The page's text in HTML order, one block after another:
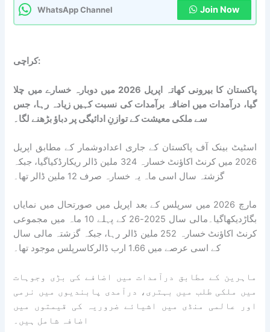
WhatsApp Channel Join Now
کراچی:
پاکستان کا بیرونی کھاتہ اپریل 2026 میں دوبارہ خسارے میں چلا
گیا، درآمدات میں اضافہ برآمدات کی نسبت کہیں زیادہ رہا، جس
سے ملکی معیشت کے توازنِ ادائیگی پر دباؤ بڑھنے لگا۔
اسٹیٹ بینک آف پاکستان کے جاری اعدادوشمار کے مطابق اپریل
2026 میں کرنٹ اکاؤنٹ خسارہ 324 ملین ڈالر ریکارڈکیاگیا، جبکہ
گزشتہ سال اسی ماہ یہ خسارہ صرف 12 ملین ڈالر تھا۔
مارچ 2026 میں سرپلس کے بعد اپریل میں صورتحال میں نمایاں
بگاڑدیکھاگیا۔مالی سال 2025-26 کے پہلے 10 ماہ میں مجموعی
کرنٹ اکاؤنٹ خسارہ 252 ملین ڈالر رہا، جبکہ گزشتہ مالی سال
کے اسی عرصے میں 1.66 ارب ڈالرکاسرپلس موجود تھا۔
ماہرین کے مطابق درآمدات میں اضافے کی بڑی وجوہات
میں ملکی طلب میں بہتری، درآمدی پابندیوں میں نرمی
اور عالمی منڈی میں اشیائے ضروریہ کی قیمتوں میں
اضافہ شامل ہیں۔